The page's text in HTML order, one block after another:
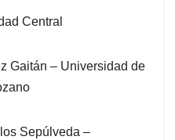
Central
Gaitán – Universidad de
Sepúlveda –